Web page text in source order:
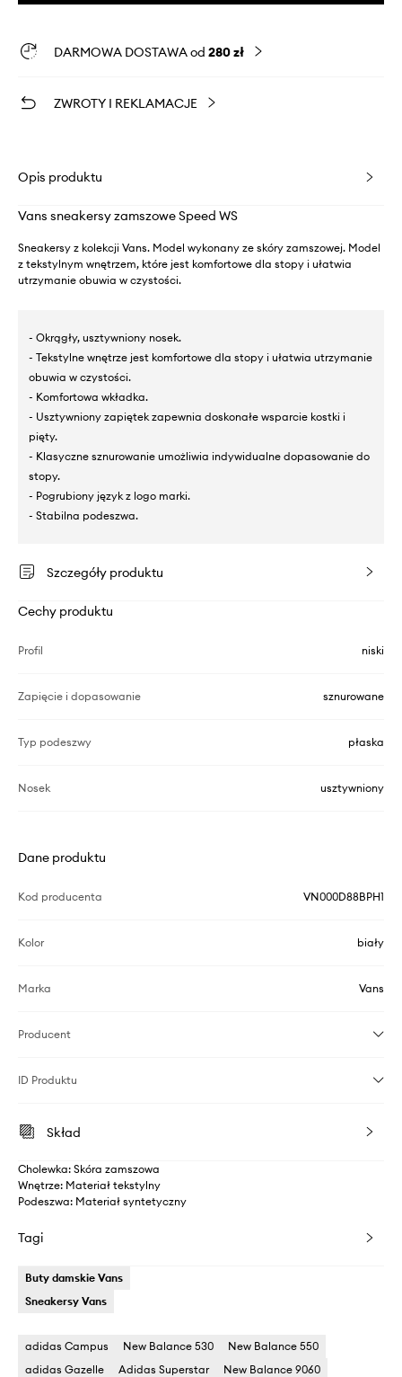
DARMOWA DOSTAWA od 280 zł
ZWROTY I REKLAMACJE
Opis produktu
Vans sneakersy zamszowe Speed WS
Sneakersy z kolekcji Vans. Model wykonany ze skóry zamszowej. Model
z tekstylnym wnętrzem, które jest komfortowe dla stopy i ułatwia
utrzymanie obuwia w czystości.
- Okrągły, usztywniony nosek.
- Tekstylne wnętrze jest komfortowe dla stopy i ułatwia utrzymanie
obuwia w czystości.
- Komfortowa wkładka.
- Usztywniony zapiętek zapewnia doskonałe wsparcie kostki i
pięty.
- Klasyczne sznurowanie umożliwia indywidualne dopasowanie do
stopy.
- Pogrubiony język z logo marki.
- Stabilna podeszwa.
Szczegóły produktu
Cechy produktu
Profil niski
Zapięcie i dopasowanie sznurowane
Typ podeszwy płaska
Nosek usztywniony
Dane produktu
Kod producenta VN000D88BPH1
Kolor biały
Marka Vans
Producent
ID Produktu
Skład
Cholewka: Skóra zamszowa
Wnętrze: Materiał tekstylny
Podeszwa: Materiał syntetyczny
Tagi
Buty damskie Vans
Sneakersy Vans
adidas Campus New Balance 530
New Balance 550
adidas Gazelle
Adidas Superstar
New Balance 9060